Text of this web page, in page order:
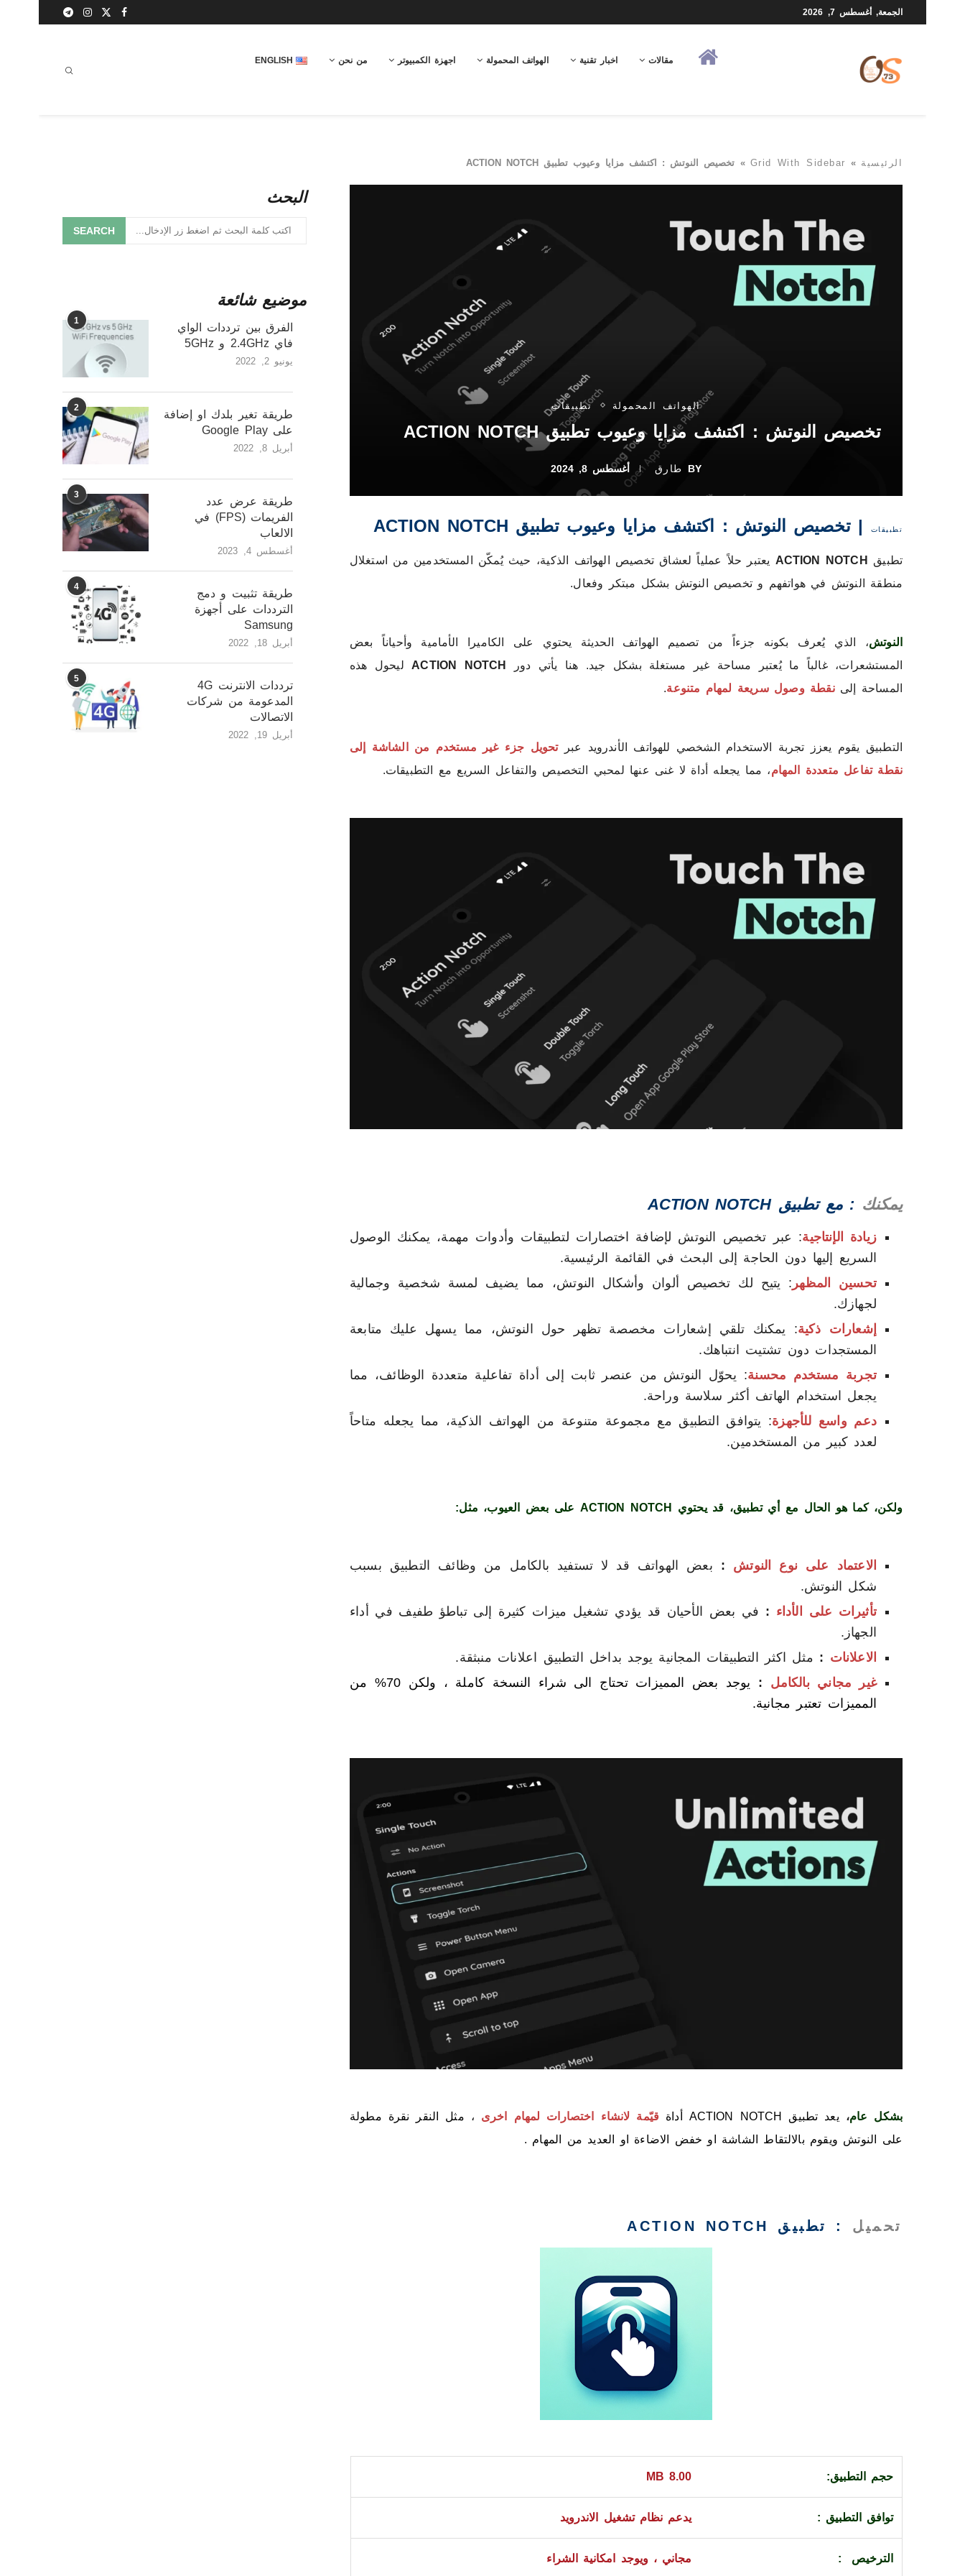
الجمعة, أغسطس 7, 2026
مقالات اخبار تقنية الهواتف المحمولة اجهزة الكمبيوتر من نحن ENGLISH
الرئيسية »
Grid With Sidebar
» تخصيص النوتش : اكتشف مزايا وعيوب تطبيق ACTION NOTCH
الهواتف المحمولة تطبيقات
تخصيص النوتش : اكتشف مزايا وعيوب تطبيق ACTION NOTCH
BY طارق أغسطس 8, 2024
تطبيقات | تخصيص النوتش : اكتشف مزايا وعيوب تطبيق ACTION NOTCH
تطبيق ACTION NOTCH يعتبر حلاً عملياً لعشاق تخصيص الهواتف الذكية، حيث يُمكّن المستخدمين من استغلال
منطقة النوتش في هواتفهم و تخصيص النوتش بشكل مبتكر وفعال.
النوتش، الذي يُعرف بكونه جزءاً من تصميم الهواتف الحديثة يحتوي على الكاميرا الأمامية وأحياناً بعض
المستشعرات، غالباً ما يُعتبر مساحة غير مستغلة بشكل جيد. هنا يأتي دور
ACTION NOTCH ليحول هذه
المساحة إلىنقطة وصول سريعة لمهام متنوعة.
التطبيق يقوم يعزز تجربة الاستخدام الشخصي للهواتف الأندرويد عبر
تحويل جزء غير مستخدم من الشاشة إلى
نقطة تفاعل متعددة المهام، مما يجعله أداة لا غنى عنها لمحبي التخصيص والتفاعل السريع مع التطبيقات.
يمكنك : مع تطبيق ACTION NOTCH
زيادة الإنتاجية: عبر تخصيص النوتش لإضافة اختصارات لتطبيقات وأدوات مهمة، يمكنك الوصول
السريع إليها دون الحاجة إلى البحث في القائمة الرئيسية.
تحسين المظهر : يتيح لك تخصيص ألوان وأشكال النوتش، مما يضيف لمسة شخصية وجمالية
لجهازك.
إشعارات ذكية: يمكنك تلقي إشعارات مخصصة تظهر حول النوتش، مما يسهل عليك متابعة
المستجدات دون تشتيت انتباهك.
تجربة مستخدم محسنة: يحوّل النوتش من عنصر ثابت إلى أداة تفاعلية متعددة الوظائف، مما
يجعل استخدام الهاتف أكثر سلاسة وراحة.
دعم واسع للأجهزة: يتوافق التطبيق مع مجموعة متنوعة من الهواتف الذكية، مما يجعله متاحاً
لعدد كبير من المستخدمين.
ولكن، كما هو الحال مع أي تطبيق، قد يحتوي ACTION NOTCH على بعض العيوب، مثل:
الاعتماد على نوع النوتش : بعض الهواتف قد لا تستفيد بالكامل من وظائف التطبيق بسبب
شكل النوتش.
تأثيرات على الأداء : في بعض الأحيان قد يؤدي تشغيل ميزات كثيرة إلى تباطؤ طفيف في أداء
الجهاز.
الاعلانات : مثل اكثر التطبيقات المجانية يوجد بداخل التطبيق اعلانات منبثقة.
غير مجاني بالكامل
:
يوجد بعض المميزات تحتاج الى شراء النسخة كاملة ، ولكن 70% من
المميزات تعتبر مجانية.
بشكل عام، يعد تطبيق ACTION NOTCH أداة قيّمة لانشاء اختصارات لمهام اخرى ، مثل النقر نقرة مطولة
على النوتش ويقوم بالالتقاط الشاشة او خفض الاضاءة او العديد من المهام .
تحميل : تطبيق ACTION NOTCH
حجم التطبيق: 8.00 MB
توافق التطبيق : يدعم نظام تشغيل الاندرويد
الترخيص : مجاني ، ويوجد امكانية الشراء
البحث
SEARCH
موضيع شائعة
1
الفرق بين ترددات الواي
فاي 2.4GHz و 5GHz
يونيو 2, 2022
2
طريقة تغير بلدك او إضافة
على Google Play
أبريل 8, 2022
3
طريقة عرض عدد
الفريمات (FPS) في
الالعاب
أغسطس 4, 2023
4
طريقة تثبيت و دمج
الترددات على أجهزة
Samsung
أبريل 18, 2022
5
ترددات الانترنت 4G
المدعومة من شركات
الاتصالات
أبريل 19, 2022